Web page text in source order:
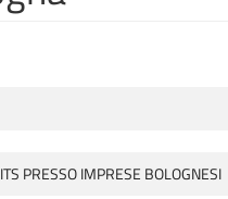
PRESSO IMPRESE BOLOGNESI